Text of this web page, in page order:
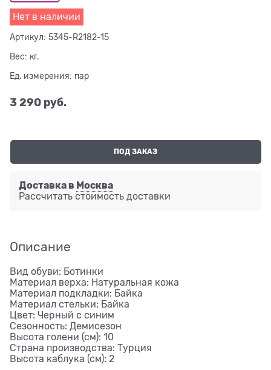
Нет в наличии
Артикул: 5345-R2182-15
Вес: кг.
Ед. измерения: пар
3 290 руб.
ПОД ЗАКАЗ
Доставка в Москва
Рассчитать стоимость доставки
Описание
Вид обуви: Ботинки
Материал верха: Натуральная кожа
Материал подкладки: Байка
Материал стельки: Байка
Цвет: Черный с синим
Сезонность: Демисезон
Высота голени (см): 10
Страна производства: Турция
Высота каблука (см): 2